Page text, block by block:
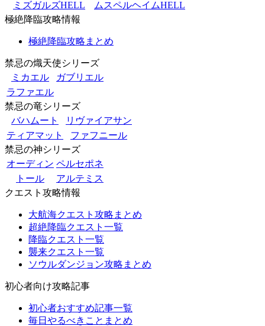
ミズガルズHELL
ムスペルヘイムHELL
極絶降臨攻略情報
極絶降臨攻略まとめ
禁忌の熾天使シリーズ
ミカエル
ガブリエル
ラファエル
禁忌の竜シリーズ
バハムート
リヴァイアサン
ティアマット
ファフニール
禁忌の神シリーズ
オーディン ペルセポネ
トール
アルテミス
クエスト攻略情報
大航海クエスト攻略まとめ
超絶降臨クエスト一覧
降臨クエスト一覧
襲来クエスト一覧
ソウルダンジョン攻略まとめ
初心者向け攻略記事
初心者おすすめ記事一覧
毎日やるべきことまとめ